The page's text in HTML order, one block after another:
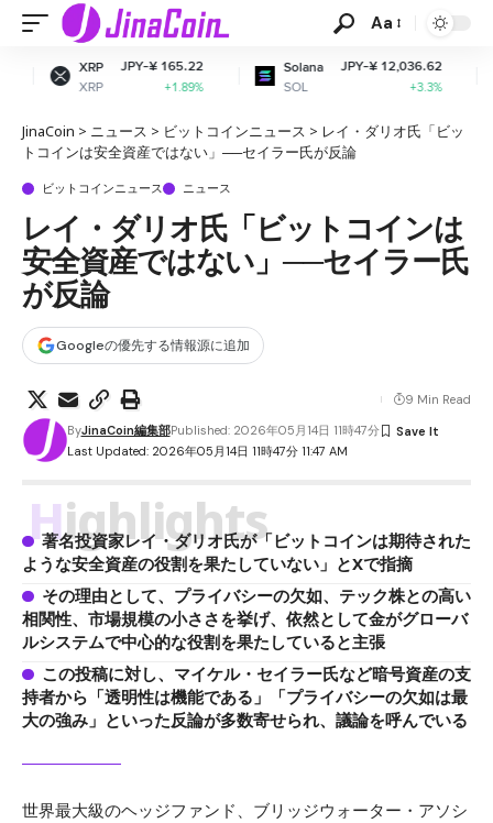
Aa
JPY-¥ 165.22
+1.89%
Solana
SOL
JPY-¥ 12,036.62
+3.3%
Dogecoin
DOGE
JinaCoin > ニュース > ビットコインニュース > レイ・ダリオ氏「ビッ
トコインは安全資産ではない」──セイラー氏が反論
ビットコインニュース ニュース
レイ・ダリオ氏「ビットコインは
安全資産ではない」──セイラー氏
が反論
Googleの優先する情報源に追加
Last Updated: 2026年05月14日 11時47分 11:47 AM
ByJinaCoin編集部Published: 2026年05月14日 11時47分
9 Min Read
Highlights
著名投資家レイ・ダリオ氏が「ビットコインは期待された
ような安全資産の役割を果たしていない」とXで指摘
その理由として、プライバシーの欠如、テック株との高い
相関性、市場規模の小ささを挙げ、依然として金がグローバ
ルシステムで中心的な役割を果たしていると主張
この投稿に対し、マイケル・セイラー氏など暗号資産の支
持者から「透明性は機能である」「プライバシーの欠如は最
大の強み」といった反論が多数寄せられ、議論を呼んでいる
世界最大級のヘッジファンド、ブリッジウォーター・アソシ